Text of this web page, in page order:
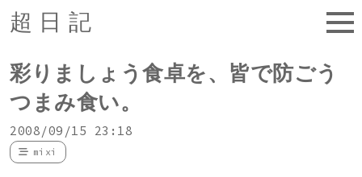
超日記
彩りましょう食卓を、皆で防ごう
つまみ食い。
2008/09/15 23:18
mixi